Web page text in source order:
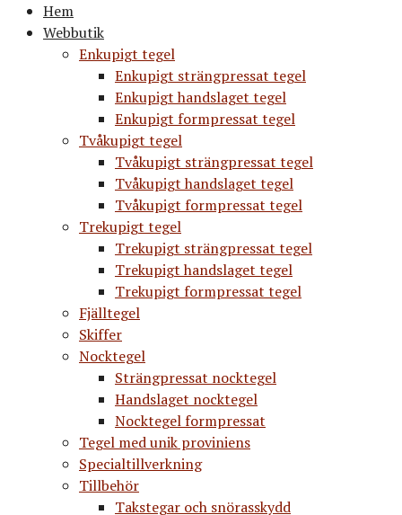
Hem
Webbutik
Enkupigt tegel
Enkupigt strängpressat tegel
Enkupigt handslaget tegel
Enkupigt formpressat tegel
Tvåkupigt tegel
Tvåkupigt strängpressat tegel
Tvåkupigt handslaget tegel
Tvåkupigt formpressat tegel
Trekupigt tegel
Trekupigt strängpressat tegel
Trekupigt handslaget tegel
Trekupigt formpressat tegel
Fjälltegel
Skiffer
Nocktegel
Strängpressat nocktegel
Handslaget nocktegel
Nocktegel formpressat
Tegel med unik proviniens
Specialtillverkning
Tillbehör
Takstegar och snörasskydd